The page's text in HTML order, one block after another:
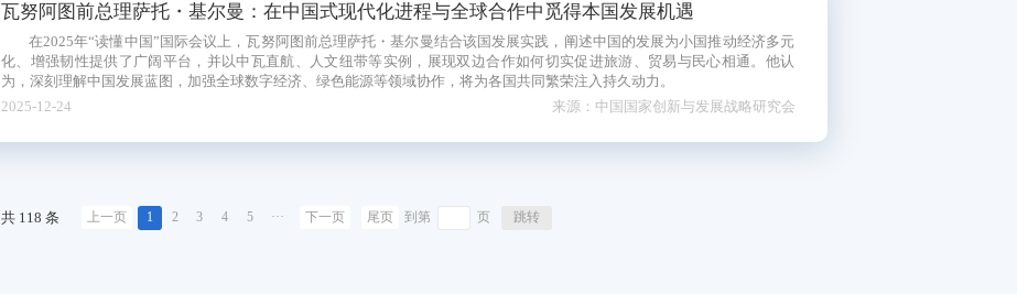
瓦努阿图前总理萨托・基尔曼：在中国式现代化进程与全球合作中觅得本国发展机遇
在2025年“读懂中国”国际会议上，瓦努阿图前总理萨托・基尔曼结合该国发展实践，阐述中国的发展为小国推动经济多元
化、增强韧性提供了广阔平台，并以中瓦直航、人文纽带等实例，展现双边合作如何切实促进旅游、贸易与民心相通。他认
为，深刻理解中国发展蓝图，加强全球数字经济、绿色能源等领域协作，将为各国共同繁荣注入持久动力。
2025-12-24
来源：中国国家创新与发展战略研究会
共 118 条 上一页 1 2 3 4 5 ··· 下一页 尾页 到第 页 跳转